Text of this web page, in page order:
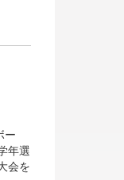
ー
年選
会を